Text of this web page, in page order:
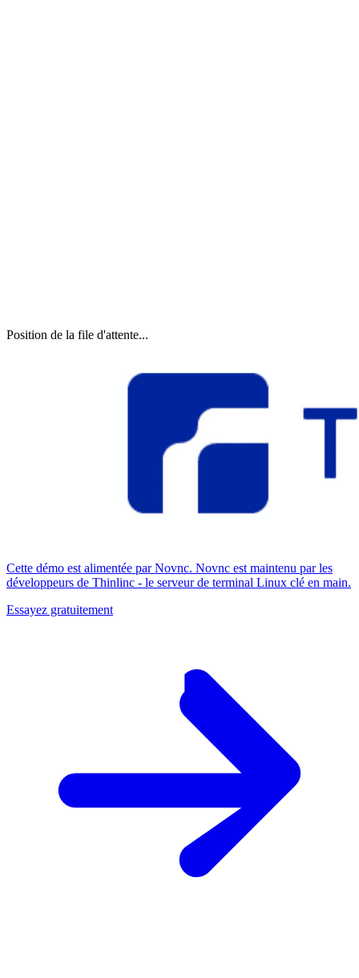
Position de la file d'attente...
Cette démo est alimentée par Novnc. Novnc est maintenu par les
développeurs de Thinlinc - le serveur de terminal Linux clé en main.
Essayez gratuitement